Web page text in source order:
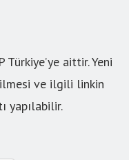
Türkiye’ye aittir. Yeni
ve ilgili linkin
yapılabilir.